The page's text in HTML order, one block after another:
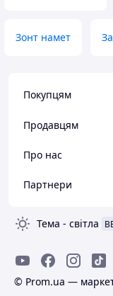
Зонт намет
Покупцям
Продавцям
Про нас
Партнери
Тема - світла
© Prom.ua —